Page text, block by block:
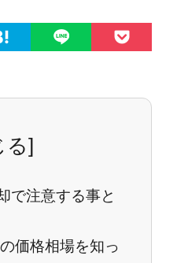
る]
で注意する事と
価格相場を知っ